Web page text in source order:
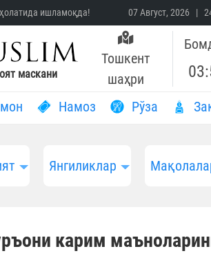
ҳолатида ишламоқда! 07 Август, 2026 |
маскани
Тошкент
шаҳри
Намоз Рўза
Янгиликлар
карим